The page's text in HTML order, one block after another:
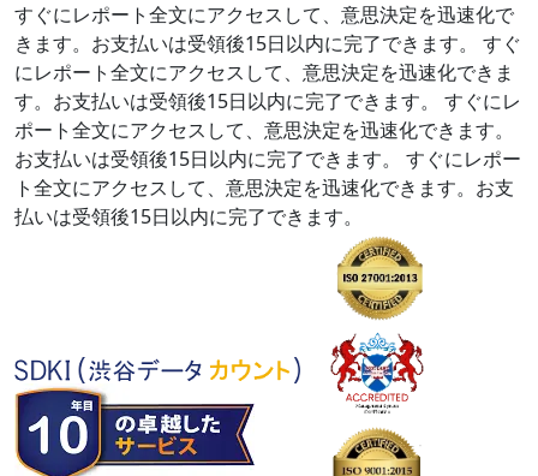
すぐにレポート全文にアクセスして、意思決定を迅速化で
きます。お支払いは受領後15日以内に完了できます。
すぐ
にレポート全文にアクセスして、意思決定を迅速化できま
す。お支払いは受領後15日以内に完了できます。
すぐにレ
ポート全文にアクセスして、意思決定を迅速化できます。
お支払いは受領後15日以内に完了できます。
すぐにレポー
ト全文にアクセスして、意思決定を迅速化できます。お支
払いは受領後15日以内に完了できます。